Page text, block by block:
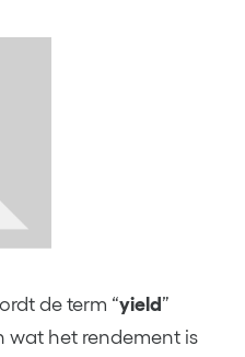
de term “yield”
wat het rendement is